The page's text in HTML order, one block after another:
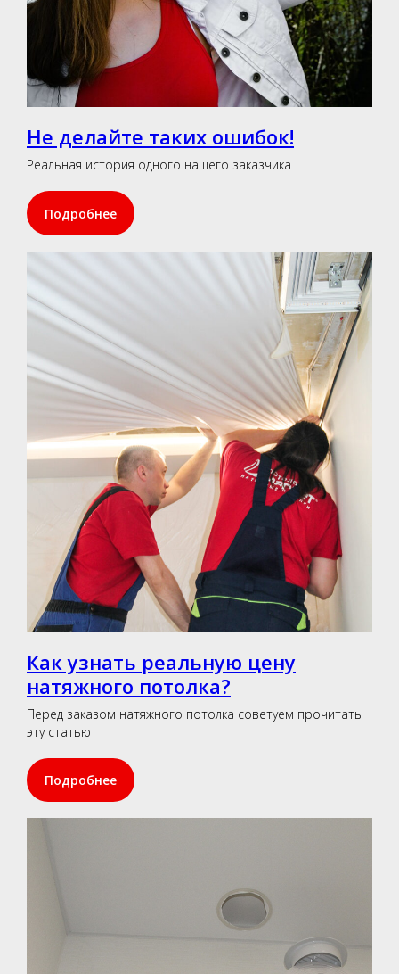
Не делайте таких ошибок!
Реальная история одного нашего заказчика
Подробнее
Как узнать реальную цену
натяжного потолка?
Перед заказом натяжного потолка советуем прочитать
эту статью
Подробнее